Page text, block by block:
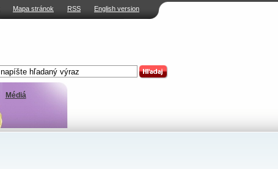
Mapa stránok RSS English version
Médiá